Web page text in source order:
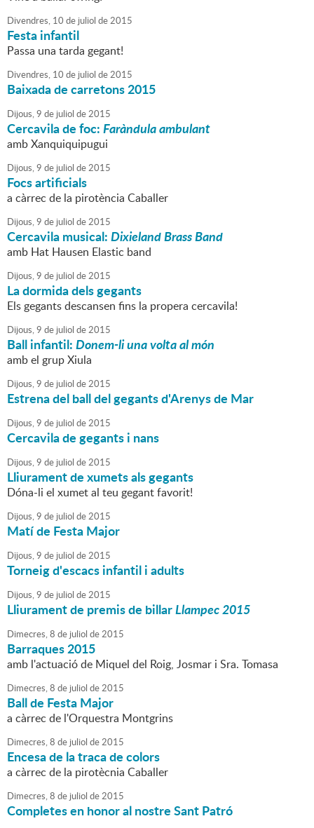
Divendres, 10 de juliol de2015
Festa infantil
Passa una tarda gegant!
Divendres, 10 de juliol de2015
Baixada de carretons 2015
Dijous,9 de juliol de2015
Cercavila de foc:Faràndula ambulant
amb Xanquiquipugui
Dijous,9 de juliol de2015
Focs artificials
a càrrec de la pirotència Caballer
Dijous,9 de juliol de2015
Cercavila musical:Dixieland Brass Band
amb Hat Hausen Elastic band
Dijous,9 de juliol de2015
La dormida dels gegants
Els gegants descansen fins la propera cercavila!
Dijous,9 de juliol de2015
Ball infantil:Donem-li una volta al món
amb el grup Xiula
Dijous,9 de juliol de2015
Estrena del ball del gegants d'Arenys de Mar
Dijous,9 de juliol de2015
Cercavila de gegants i nans
Dijous,9 de juliol de2015
Lliurament de xumets als gegants
Dóna-li el xumet al teu gegant favorit!
Dijous,9 de juliol de2015
Matí de Festa Major
Dijous,9 de juliol de2015
Torneig d'escacs infantil i adults
Dijous,9 de juliol de2015
Lliurament de premis de billarLlampec 2015
Dimecres,8 de juliol de2015
Barraques 2015
amb l'actuació de Miquel del Roig, Josmar i Sra. Tomasa
Dimecres,8 de juliol de2015
Ball de Festa Major
a càrrec de l'Orquestra Montgrins
Dimecres,8 de juliol de2015
Encesa de la traca de colors
a càrrec de la pirotècnia Caballer
Dimecres,8 de juliol de2015
Completes en honor al nostre Sant Patró